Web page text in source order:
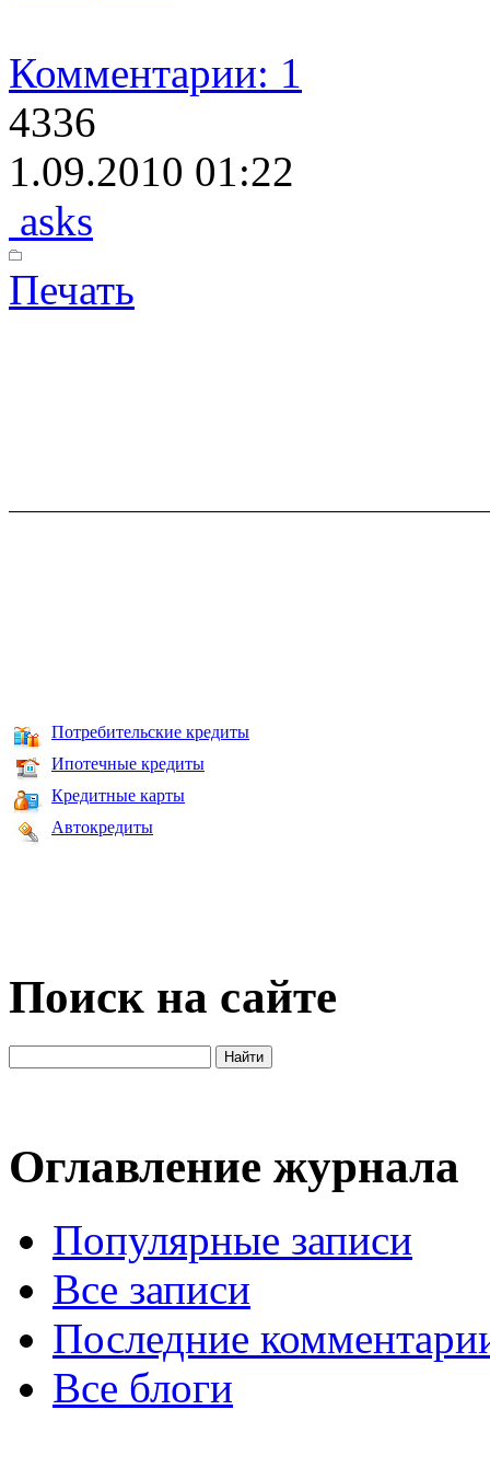
Комментарии: 1
4336
1.09.2010 01:22
asks
Печать
Потребительские кредиты
Ипотечные кредиты
Кредитные карты
Автокредиты
Поиск на сайте
Оглавление журнала
Популярные записи
Все записи
Последние
Все блоги